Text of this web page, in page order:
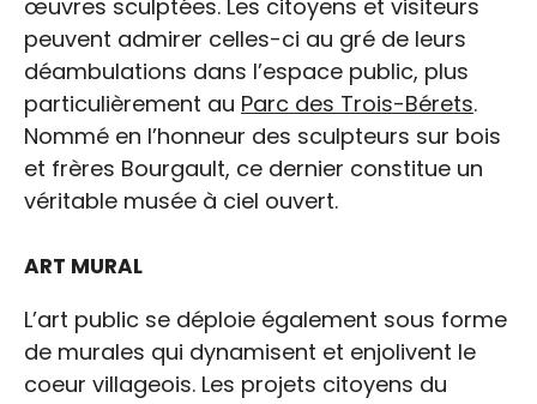
œuvres sculptées. Les citoyens et visiteurs
peuvent admirer celles-ci au gré de leurs
déambulations dans l’espace public, plus
particulièrement au Parc des Trois-Bérets.
Nommé en l’honneur des sculpteurs sur bois
et frères Bourgault, ce dernier constitue un
véritable musée à ciel ouvert.
ART MURAL
L’art public se déploie également sous forme
de murales qui dynamisent et enjolivent le
coeur villageois. Les projets citoyens du